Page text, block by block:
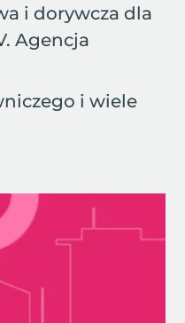
i dorywcza dla
Agencja
i wiele